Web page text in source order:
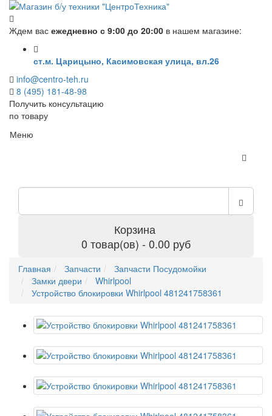
Ждем вас ежедневно с 9:00 до 20:00 в нашем магазине:
ст.м. Царицыно, Касимовская улица, вл.26
info@centro-teh.ru
8 (495) 181-48-98
Получить консультацию
по товару
Меню
Корзина
0 товар(ов) - 0.00 руб
Главная Запчасти
Запчасти Посудомойки
Замки двери
Whirlpool
Устройство блокировки Whirlpool 481241758361